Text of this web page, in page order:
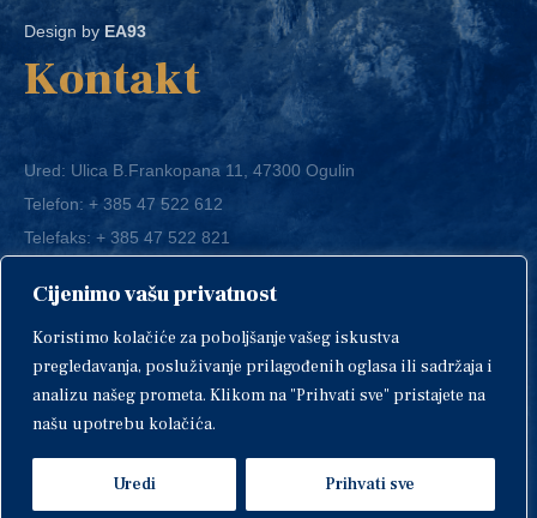
Cijenimo vašu privatnost
Koristimo kolačiće za poboljšanje vašeg iskustva
pregledavanja, posluživanje prilagođenih oglasa ili sadržaja i
analizu našeg prometa. Klikom na "Prihvati sve" pristajete na
našu upotrebu kolačića.
Uredi Prihvati sve
Kontakt
Ured: Ulica B.Frankopana 11, 47300 Ogulin
Telefon:+ 385 47 522 612
Telefaks:+ 385 47 522 821
E-mail:grad-ogulin@ogulin.hr
IBAN: HR1424020061829700009